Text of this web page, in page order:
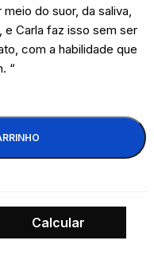
do suor, da saliva,
e Carla faz isso sem ser
com a habilidade que
“